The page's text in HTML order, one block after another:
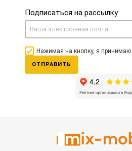
Подписаться на рассылку
Нажимая на кнопку, я принимаю
ОТПРАВИТЬ